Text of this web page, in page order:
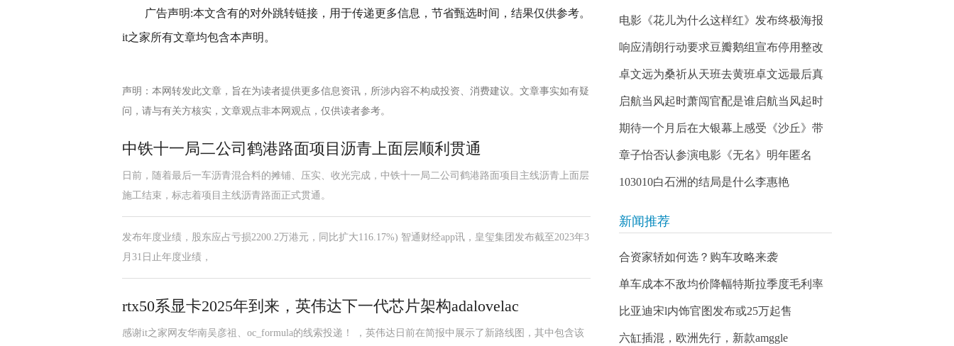
广告声明:本文含有的对外跳转链接，用于传递更多信息，节省甄选时间，结果仅供参考。
it之家所有文章均包含本声明。
声明：本网转发此文章，旨在为读者提供更多信息资讯，所涉内容不构成投资、消费建议。文章事实如有疑
问，请与有关方核实，文章观点非本网观点，仅供读者参考。
中铁十一局二公司鹤港路面项目沥青上面层顺利贯通
日前，随着最后一车沥青混合料的摊铺、压实、收光完成，中铁十一局二公司鹤港路面项目主线沥青上面层
施工结束，标志着项目主线沥青路面正式贯通。
发布年度业绩，股东应占亏损2200.2万港元，同比扩大116.17%) 智通财经app讯，皇玺集团发布截至2023年3
月31日止年度业绩，
rtx50系显卡2025年到来，英伟达下一代芯片架构adalovelac
感谢it之家网友华南吴彦祖、oc_formula的线索投递！ ，英伟达日前在简报中展示了新路线图，其中包含该
电影《花儿为什么这样红》发布终极海报
响应清朗行动要求豆瓣鹅组宣布停用整改
卓文远为桑祈从天班去黄班卓文远最后真
启航当风起时萧闯官配是谁启航当风起时
期待一个月后在大银幕上感受《沙丘》带
章子怡否认参演电影《无名》明年匿名
103010白石洲的结局是什么李惠艳
新闻推荐
合资家轿如何选？购车攻略来袭
单车成本不敌均价降幅特斯拉季度毛利率
比亚迪宋l内饰官图发布或25万起售
六缸插混，欧洲先行，新款amggle